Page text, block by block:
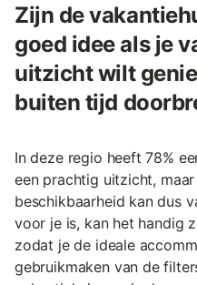
Zijn de
goed idee als je
uitzicht wilt
buiten tijd
In deze regio heeft 78%
een prachtig uitzicht,
beschikbaarheid kan dus
voor je is, kan het handig
zodat je de ideale
gebruikmaken van de